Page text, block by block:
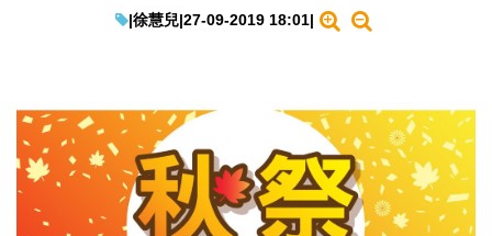
|徐慧兒|27-09-2019 18:01|